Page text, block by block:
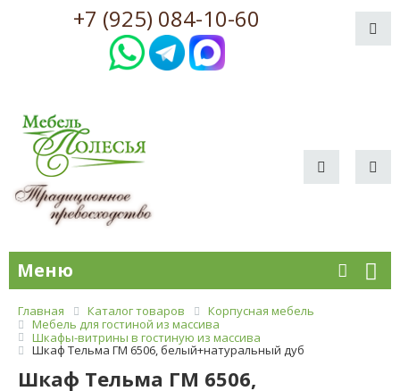
+7 (925) 084-10-60
Меню
Главная Каталог товаров
Корпусная мебель
Мебель для гостиной из массива
Шкафы-витрины в гостиную из массива
Шкаф Тельма ГМ 6506, белый+натуральный дуб
Шкаф Тельма ГМ 6506,